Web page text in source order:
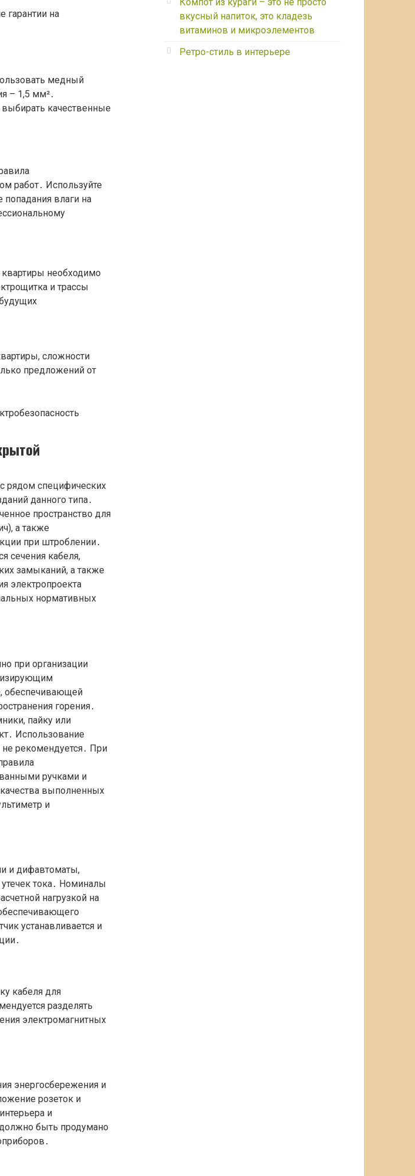
гарантии на
медный
– 1,5 мм²․
качественные
работ․ Используйте
влаги на
необходимо
и трассы
сложности
предложений от
рядом специфических
данного типа․
пространство для
а также
при штроблении․
сечения кабеля,
замыканий, а также
электропроекта
нормативных
при организации
обеспечивающей
горения․
пайку или
Использование
не рекомендуется․ При
ручками и
выполненных
и
и дифавтоматы,
тока․ Номиналы
нагрузкой на
устанавливается и
кабеля для
разделять
электромагнитных
энергосбережения и
розеток и
и
быть продумано
вкусный напиток, это кладезь
витаминов и микроэлементов
Ретро-стиль в интерьере